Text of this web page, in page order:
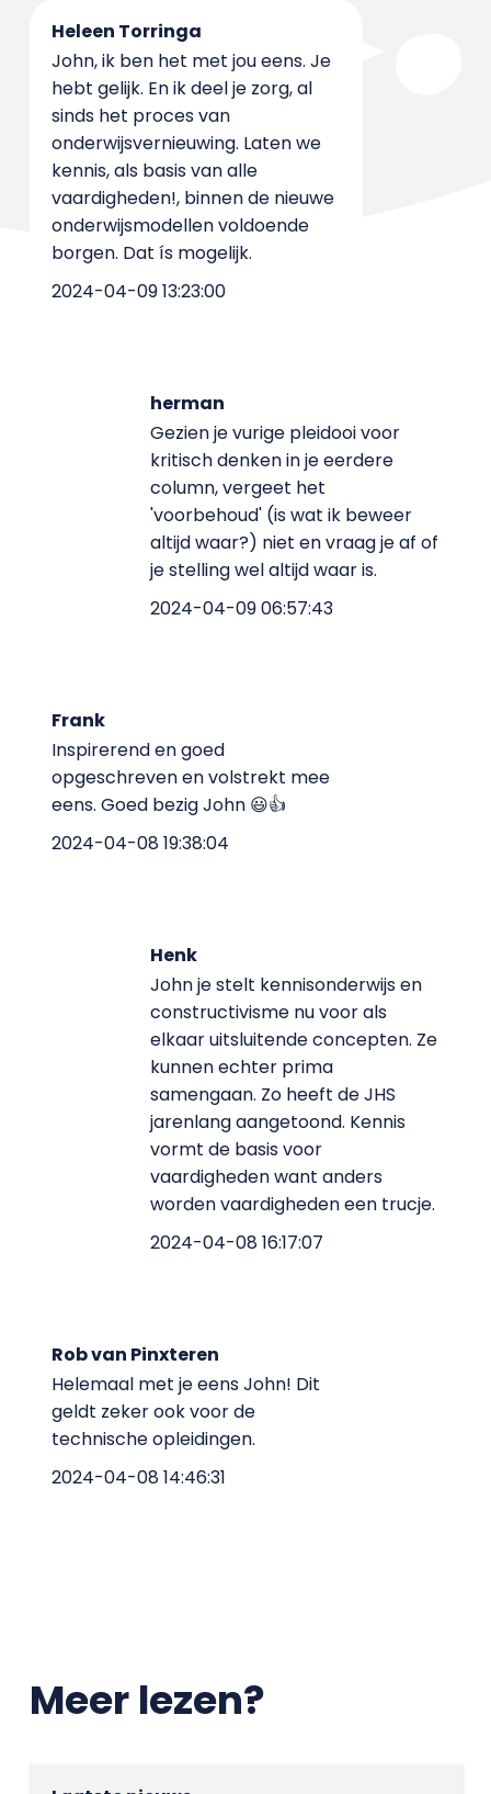
Heleen Torringa
John, ik ben het met jou eens. Je
hebt gelijk. En ik deel je zorg, al
sinds het proces van
onderwijsvernieuwing. Laten we
kennis, als basis van alle
vaardigheden!, binnen de nieuwe
onderwijsmodellen voldoende
borgen. Dat ís mogelijk.
2024-04-09 13:23:00
herman
Gezien je vurige pleidooi voor
kritisch denken in je eerdere
column, vergeet het
'voorbehoud' (is wat ik beweer
altijd waar?) niet en vraag je af of
je stelling wel altijd waar is.
2024-04-09 06:57:43
Frank
Inspirerend en goed
opgeschreven en volstrekt mee
eens. Goed bezig John 😃👍
2024-04-08 19:38:04
Henk
John je stelt kennisonderwijs en
constructivisme nu voor als
elkaar uitsluitende concepten. Ze
kunnen echter prima
samengaan. Zo heeft de JHS
jarenlang aangetoond. Kennis
vormt de basis voor
vaardigheden want anders
worden vaardigheden een trucje.
2024-04-08 16:17:07
Rob van Pinxteren
Helemaal met je eens John! Dit
geldt zeker ook voor de
technische opleidingen.
2024-04-08 14:46:31
Meer lezen?